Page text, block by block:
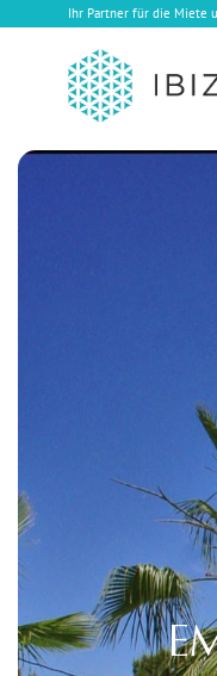
Ihr Partner für die Miete